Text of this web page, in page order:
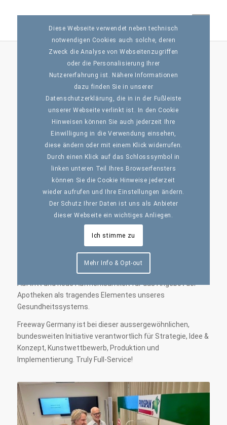
Prospan Macht Kunst
News, Pharma ,POSM / vonFreeway Germany
Husten-Kunst!
Bereits im Sommer 2023 hat Freeway Germany für
Prospan® Kunststudenten dazu aufgerufen, sich mit ihren
Bildern zum Thema Husten bei der etablierten
Hustenmarke zu bewerben. Viele Kreative sind diesem
Appell nachgekommen. Anfang Oktober hat sich die Jury,
unter anderem bestehend aus CEO Oliver Engelhard, Head
of Shopper & Trade Marketing Robin George und der
verantwortlichen Brand Managerin Verena von Gyldenfeld
getroffen, um eine erste Vorauswahl zu besprechen, bevor
die Gewinner offiziell verkündet wurden. Mit der nun final
getroffenen Auswahl an Kunstwerken werden in der
anstehenden Erkältungssaison bundesweit
Apothekenschaufenster zu kleinen Kunstaustellungen
umgestaltet. So entsteht ein überraschender, frischer
Auftritt und neue Aufmerksamkeit für das Angebot der
Apotheken als tragendes Elementes unseres
Gesundheitssystems.
Freeway Germany ist bei dieser aussergewöhnlichen,
bundesweiten Initiative verantwortlich für Strategie, Idee &
Konzept, Kunstwettbewerb, Produktion und
Implementierung. Truly Full-Service!
Diese Webseite verwendet neben technisch
notwendigen Cookies auch solche, deren
Zweck die Analyse von Webseitenzugriffen
oder die Personalisierung Ihrer
Nutzererfahrung ist. Nähere Informationen
dazu finden Sie in unserer
Datenschutzerklärung, die in in der Fußleiste
unserer Webseite verlinkt ist. In den Cookie
Hinweisen können Sie auch jederzeit Ihre
Einwilligung in die Verwendung einsehen,
diese ändern oder mit einem Klick widerrufen.
Durch einen Klick auf das Schlosssymbol in
linken unteren Teil Ihres Browserfensters
können Sie die Cookie Hinweise jederzeit
wieder aufrufen und Ihre Einstellungen ändern.
Der Schutz Ihrer Daten ist uns als Anbieter
dieser Webseite ein wichtiges Anliegen.
Ich stimme zu
Mehr Info & Opt-out